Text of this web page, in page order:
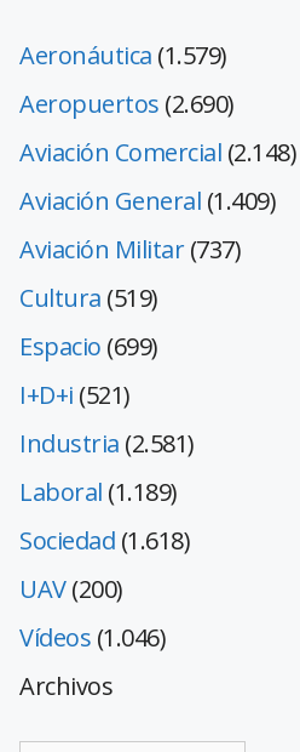
Aeronáutica (1.579)
Aeropuertos (2.690)
Aviación Comercial (2.148)
Aviación General (1.409)
Aviación Militar(737)
Cultura (519)
Espacio (699)
I+D+i (521)
Industria (2.581)
Laboral (1.189)
Sociedad (1.618)
UAV(200)
Vídeos (1.046)
Archivos